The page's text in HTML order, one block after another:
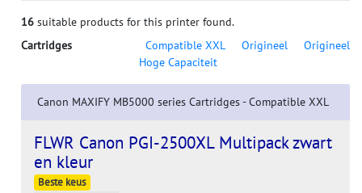
16 suitable products for this printer found.
Cartridges
Compatible XXL Origineel
Origineel
Hoge Capaciteit
Canon MAXIFY MB5000 series Cartridges - Compatible XXL
FLWR Canon PGI-2500XL Multipack zwart
en kleur
Beste keus